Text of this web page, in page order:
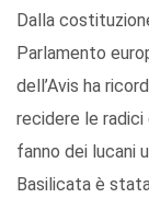
Dalla
Parlamento
dell’Avis ha
recidere le
fanno dei lucani
Basilicata è